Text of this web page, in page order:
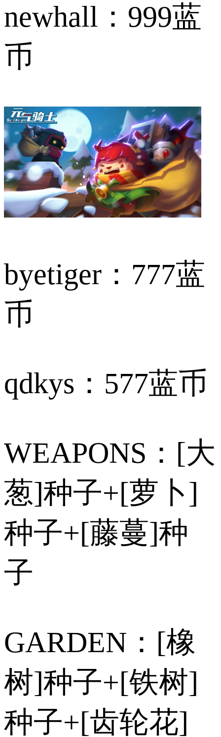
newhall：999蓝
币
byetiger：777蓝
币
qdkys：577蓝币
WEAPONS：[大
葱]种子+[萝卜]
种子+[藤蔓]种
子
GARDEN：[橡
树]种子+[铁树]
种子+[齿轮花]